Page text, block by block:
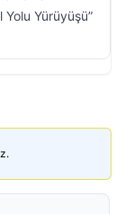
Yürüyüşü”